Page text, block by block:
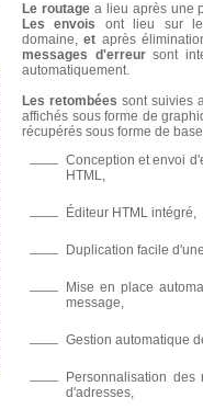
Le routagea lieu après une
Les envois
ont lieu sur
domaine,et après
messages d'erreursont
automatiquement.
Les retombées sont suivies
affichés sous forme de
récupérés sous forme de
Conception et envoi
HTML,
Éditeur HTML intégré,
Duplication facile
Mise en place
message,
Gestion automatique
Personnalisation
d'adresses,